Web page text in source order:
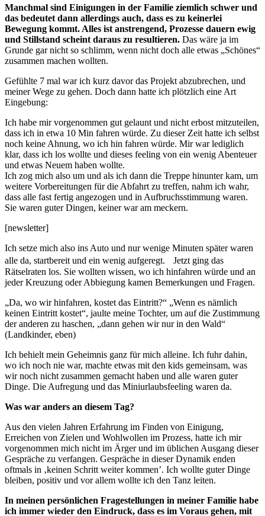
Manchmal sind Einigungen in der Familie ziemlich schwer und
das bedeutet dann allerdings auch, dass es zu keinerlei
Bewegung kommt. Alles ist anstrengend, Prozesse dauern ewig
und Stillstand scheint daraus zu resultieren. Das wäre ja im
Grunde gar nicht so schlimm, wenn nicht doch alle etwas „Schönes“
zusammen machen wollten.
Gefühlte 7 mal war ich kurz davor das Projekt abzubrechen, und
meiner Wege zu gehen. Doch dann hatte ich plötzlich eine Art
Eingebung:
Ich habe mir vorgenommen gut gelaunt und nicht erbost mitzuteilen,
dass ich in etwa 10 Min fahren würde. Zu dieser Zeit hatte ich selbst
noch keine Ahnung, wo ich hin fahren würde. Mir war lediglich
klar, dass ich los wollte und dieses feeling von ein wenig Abenteuer
und etwas Neuem haben wollte.
Ich zog mich also um und als ich dann die Treppe hinunter kam, um
weitere Vorbereitungen für die Abfahrt zu treffen, nahm ich wahr,
dass alle fast fertig angezogen und in Aufbruchsstimmung waren.
Sie waren guter Dingen, keiner war am meckern.
[newsletter]
Ich setze mich also ins Auto und nur wenige Minuten später waren
alle da, startbereit und ein wenig aufgeregt. Jetzt ging das
Rätselraten los. Sie wollten wissen, wo ich hinfahren würde und an
jeder Kreuzung oder Abbiegung kamen Bemerkungen und Fragen.
„Da, wo wir hinfahren, kostet das Eintritt?“ „Wenn es nämlich
keinen Eintritt kostet“, jaulte meine Tochter, um auf die Zustimmung
der anderen zu haschen, „dann gehen wir nur in den Wald“
(Landkinder, eben)
Ich behielt mein Geheimnis ganz für mich alleine. Ich fuhr dahin,
wo ich noch nie war, machte etwas mit den kids gemeinsam, was
wir noch nicht zusammen gemacht haben und alle waren guter
Dinge. Die Aufregung und das Miniurlaubsfeeling waren da.
Was war anders an diesem Tag?
Aus den vielen Jahren Erfahrung im Finden von Einigung,
Erreichen von Zielen und Wohlwollen im Prozess, hatte ich mir
vorgenommen mich nicht im Ärger und im üblichen Ausgang dieser
Gespräche zu verfangen. Gespräche in dieser Dynamik enden
oftmals in ‚keinen Schritt weiter kommen’. Ich wollte guter Dinge
bleiben, positiv und vor allem wollte ich den Tanz leiten.
In meinen persönlichen Fragestellungen in meiner Familie habe
ich immer wieder den Eindruck, dass es im Voraus gehen, mit